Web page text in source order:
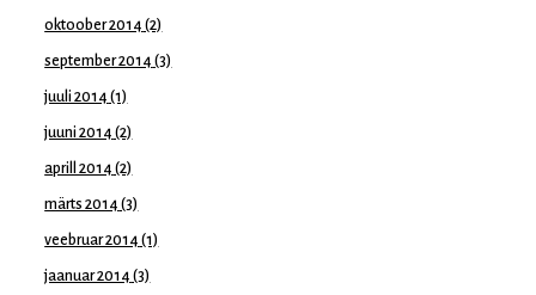
oktoober 2014 (2)
september 2014 (3)
juuli 2014 (1)
juuni 2014 (2)
aprill 2014 (2)
märts 2014 (3)
veebruar 2014 (1)
jaanuar 2014 (3)